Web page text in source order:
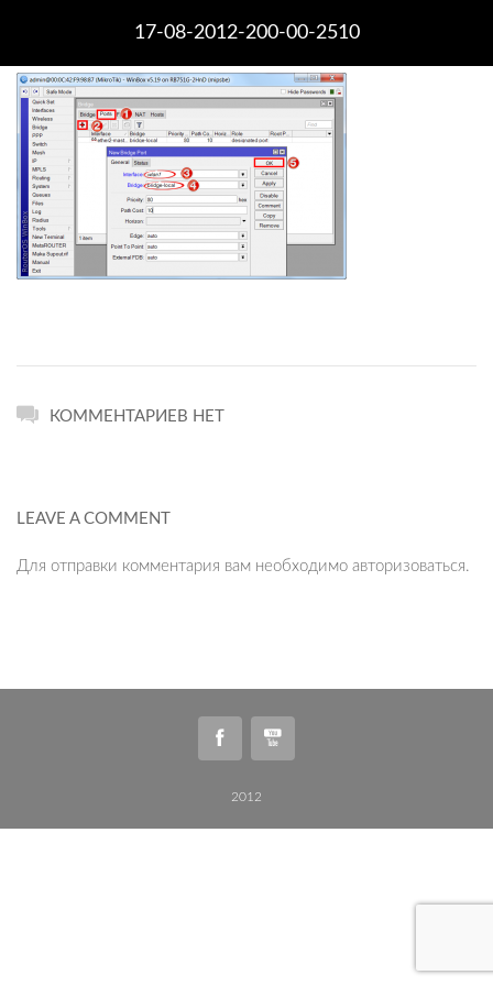
17-08-2012-200-00-2510
КОММЕНТАРИЕВ НЕТ
LEAVE A COMMENT
Для отправки комментария вам необходимо авторизоваться.
2012